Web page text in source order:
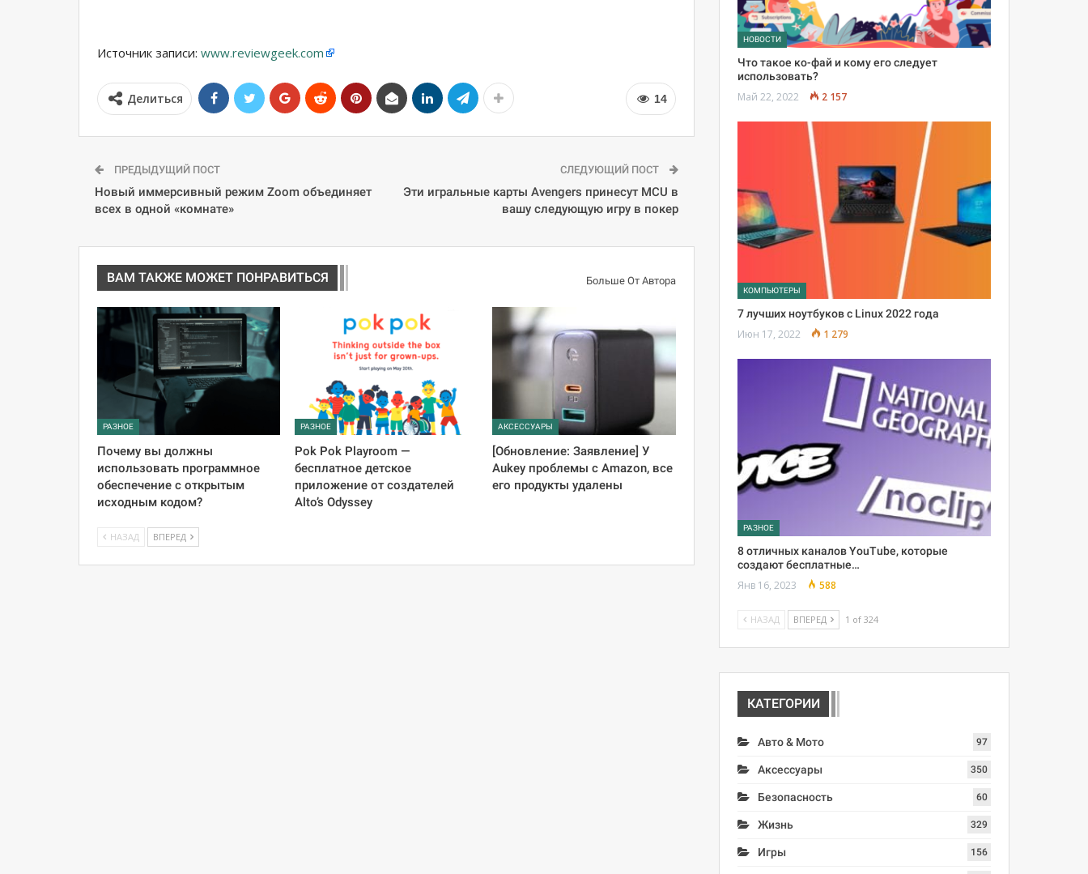
Источник записи: www.reviewgeek.com
14
Делиться
ПРЕДЫДУЩИЙ ПОСТ
Новый иммерсивный режим Zoom объединяет
всех в одной «комнате»
СЛЕДУЮЩИЙ ПОСТ
Эти игральные карты Avengers принесут MCU в
вашу следующую игру в покер
ВАМ ТАКЖЕ МОЖЕТ ПОНРАВИТЬСЯ Больше От Автора
РАЗНОЕ
Почему вы должны
использовать программное
обеспечение с открытым
исходным кодом?
РАЗНОЕ
Pok Pok Playroom —
бесплатное детское
приложение от создателей
Alto’s Odyssey
АКСЕССУАРЫ
[Обновление: Заявление] У
Aukey проблемы с Amazon, все
его продукты удалены
НАЗАД ВПЕРЕД
НОВОСТИ
Что такое ко-фай и кому его следует
использовать?
Май 22, 2022 2 157
КОМПЬЮТЕРЫ
7 лучших ноутбуков с Linux 2022 года
Июн 17, 2022 1 279
РАЗНОЕ
8 отличных каналов YouTube, которые
создают бесплатные…
Янв 16, 2023 588
НАЗАД ВПЕРЕД 1 of 324
КАТЕГОРИИ
Авто & Мото 97
Аксессуары 350
Безопасность 60
Жизнь 329
Игры 156